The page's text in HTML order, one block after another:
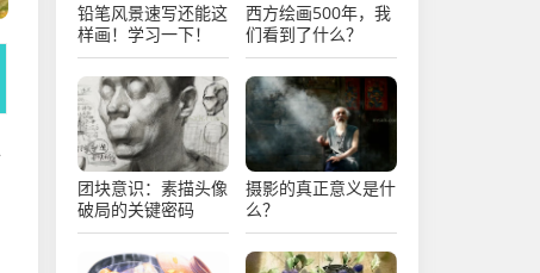
铅笔风景速写还能这
样画！学习一下！
西方绘画500年，我
们看到了什么？
团块意识：素描头像
破局的关键密码
摄影的真正意义是什
么？